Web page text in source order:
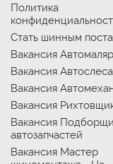
Политика
Стать шинным
Вакансия Автомаляр
Вакансия
Вакансия
Вакансия
Вакансия
автозапчастей
Вакансия Мастер